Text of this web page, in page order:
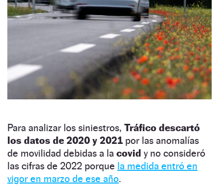
Para analizar los siniestros, Tráfico descartó
los datos de 2020 y 2021 por las anomalías
de movilidad debidas a la covid y no consideró
las cifras de 2022 porque la medida entró en
vigor en marzo de ese año.